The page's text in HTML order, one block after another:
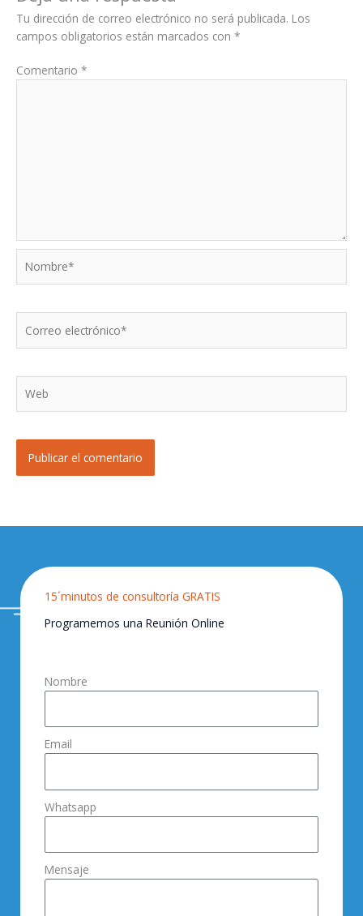
Tu dirección de correo electrónico no será publicada. Los
campos obligatorios están marcados con *
Comentario *
electrónico*
15´minutos de consultoría GRATIS
Programemos una Reunión Online
Nombre
Email
Whatsapp
Mensaje